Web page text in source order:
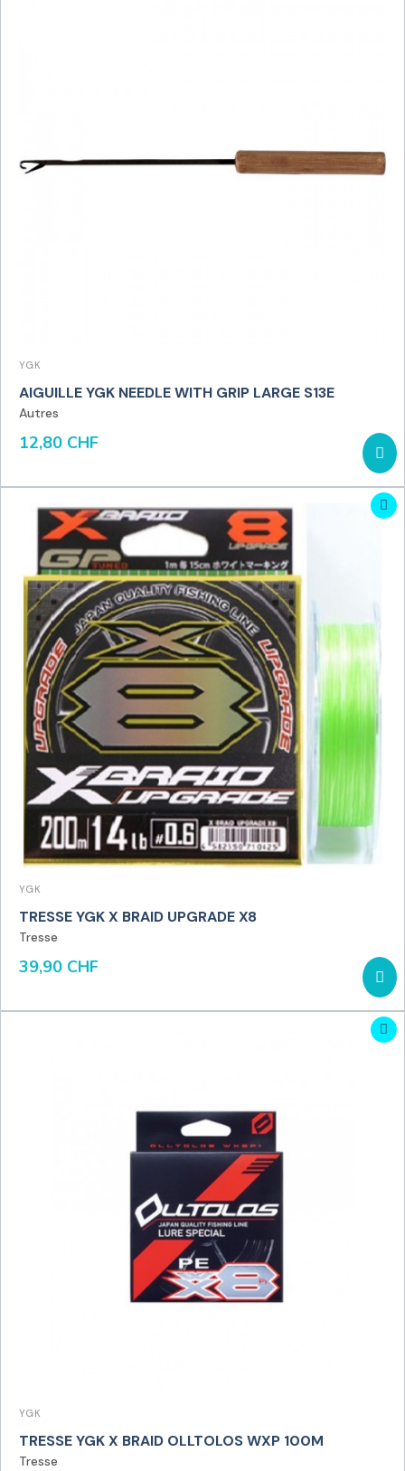
YGK
AIGUILLE YGK NEEDLE WITH GRIP LARGE S13E
Autres
12,80 CHF
YGK
TRESSE YGK X BRAID UPGRADE X8
Tresse
39,90 CHF
YGK
TRESSE YGK X BRAID OLLTOLOS WXP 100M
Tresse